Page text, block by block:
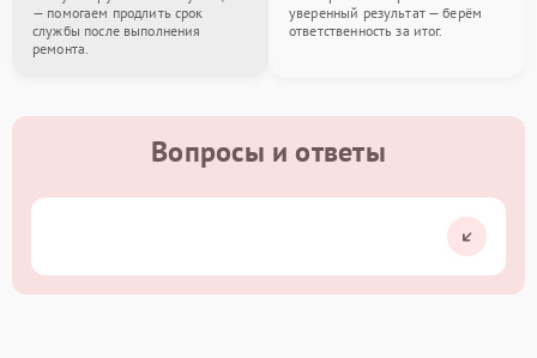
— помогаем продлить срок
службы после выполнения
ремонта.
уверенный результат — берём
ответственность за итог.
Вопросы и ответы